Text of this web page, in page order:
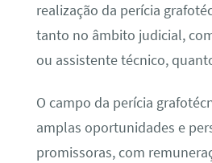
realização da perícia
tanto no âmbito judicial,
ou assistente técnico,
O campo da perícia
amplas oportunidades e
promissoras, com